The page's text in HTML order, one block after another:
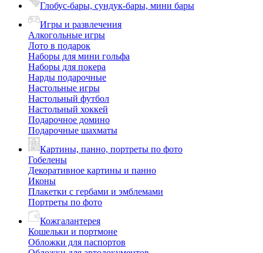
Глобус-бары, сундук-бары, мини бары
Игры и развлечения
Алкогольные игры
Лото в подарок
Наборы для мини гольфа
Наборы для покера
Нарды подарочные
Настольные игры
Настольный футбол
Настольный хоккей
Подарочное домино
Подарочные шахматы
Картины, панно, портреты по фото
Гобелены
Декоративное картины и панно
Иконы
Плакетки с гербами и эмблемами
Портреты по фото
Кожгалантерея
Кошельки и портмоне
Обложки для паспортов